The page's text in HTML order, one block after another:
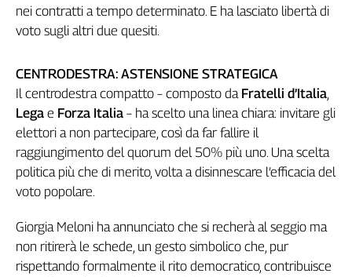
Territori
Alto
Adige
Basilicata
Calabria
Campania
Emilia-
Romagna
Venezia
Giulia
Lazio
nei contratti a tempo determinato. E ha lasciato libertà di
voto sugli altri due quesiti.
CENTRODESTRA: ASTENSIONE STRATEGICA
Il centrodestra compatto – composto da Fratelli d’Italia,
Lega e Forza Italia – ha scelto una linea chiara: invitare gli
elettori a non partecipare, così da far fallire il
raggiungimento del quorum del 50% più uno. Una scelta
politica più che di merito, volta a disinnescare l’efficacia del
voto popolare.
Giorgia Meloni ha annunciato che si recherà al seggio ma
non ritirerà le schede, un gesto simbolico che, pur
rispettando formalmente il rito democratico, contribuisce